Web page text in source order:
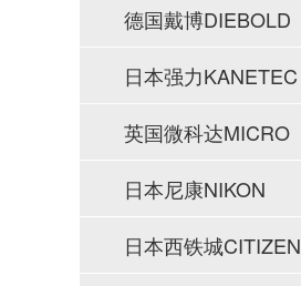
德国戴博DIEBOLD
日本强力KANETEC
英国微科达MICRO
SET
日本尼康NIKON
日本西铁城CITIZEN